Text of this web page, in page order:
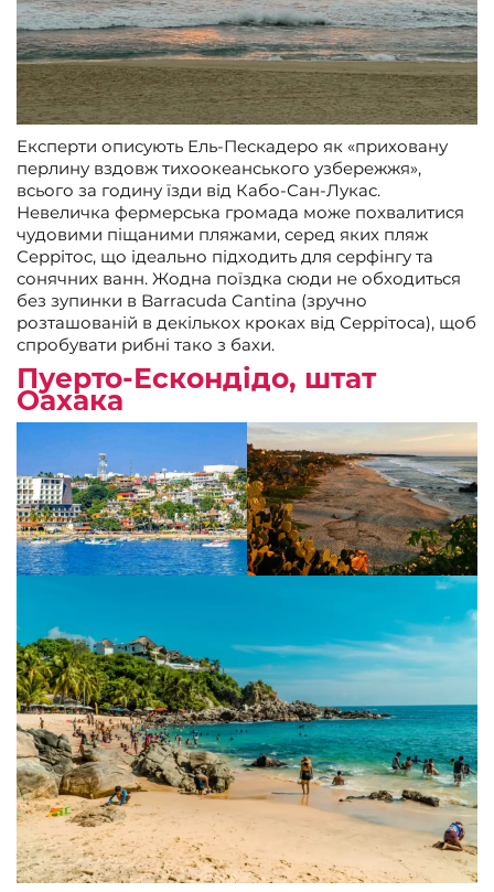
Експерти описують Ель-Пескадеро як «приховану
перлину вздовж тихоокеанського узбережжя»,
всього за годину їзди від Кабо-Сан-Лукас.
Невеличка фермерська громада може похвалитися
чудовими піщаними пляжами, серед яких пляж
Серрітос, що ідеально підходить для серфінгу та
сонячних ванн. Жодна поїздка сюди не обходиться
без зупинки в Barracuda Cantina (зручно
розташованій в декількох кроках від Серрітоса), щоб
спробувати рибні тако з бахи.
Пуерто-Ескондідо, штат
Оахака